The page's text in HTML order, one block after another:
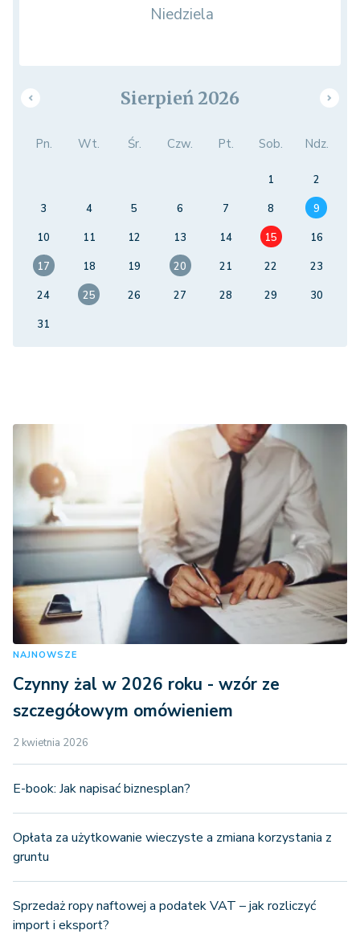
Niedziela
Sierpień 2026
Pn. Wt. Śr. Czw. Pt. Sob. Ndz.
1
2
3
4 5 6 7 8
9
10
11 12 13 14 15
16
17
18 19 20 21 22
23
24
25 26 27 28 29
30
31
NAJNOWSZE
Czynny żal w 2026 roku - wzór ze
szczegółowym omówieniem
2 kwietnia 2026
E-book: Jak napisać biznesplan?
Opłata za użytkowanie wieczyste a zmiana korzystania z
gruntu
Sprzedaż ropy naftowej a podatek VAT – jak rozliczyć
import i eksport?